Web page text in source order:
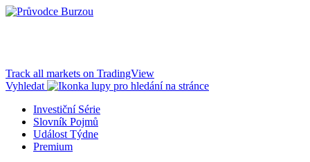
Track all markets on TradingView
Vyhledat
Investiční Série
Slovník Pojmů
Událost Týdne
Premium